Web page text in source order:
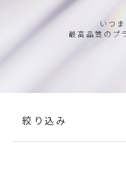
いつ
最高品質のプ
絞り込み